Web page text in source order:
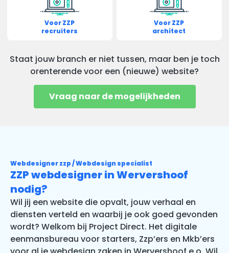
Voor ZZP
recruiters
Voor ZZP
architect
Staat jouw branch er niet tussen, maar ben je toch
orenterende voor een (nieuwe) website?
Vraag naar de mogelijkheden
Webdesigner zzp / Webdesign specialist
ZZP webdesigner in Wervershoof
nodig?
Wil jij een website die opvalt, jouw verhaal en
diensten verteld en waarbij je ook goed gevonden
wordt? Welkom bij Project Direct. Het digitale
eenmansbureau voor starters, Zzp’ers en Mkb’ers